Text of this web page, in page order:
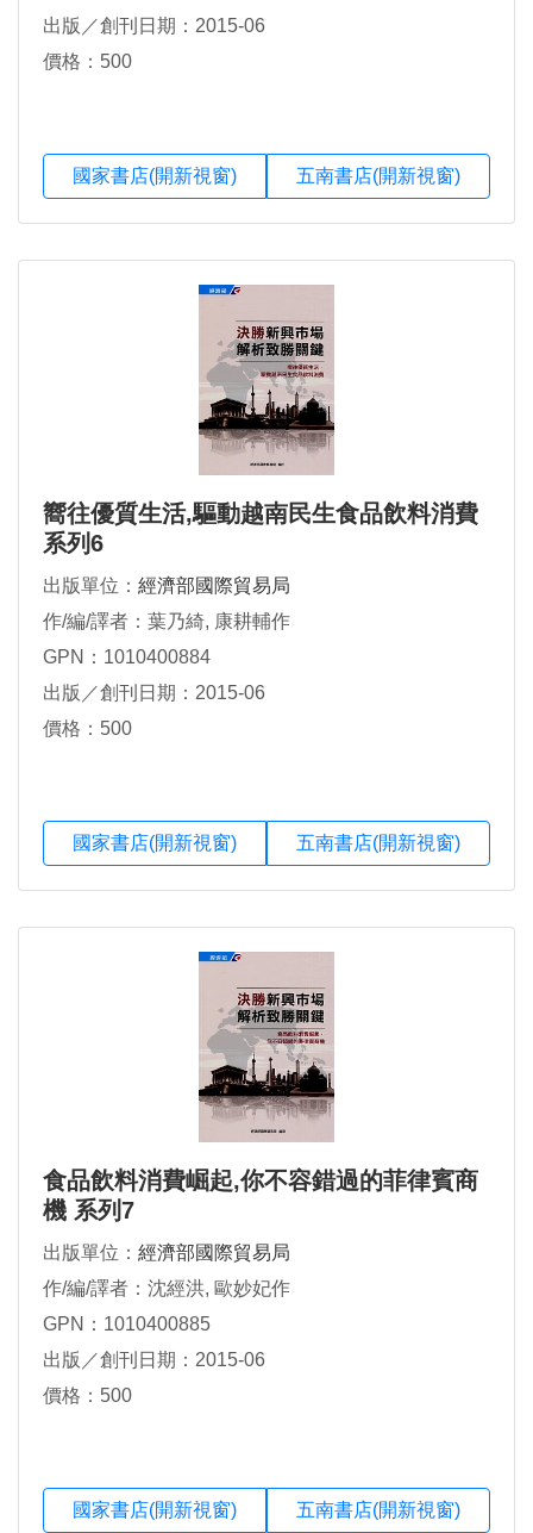
出版／創刊日期：2015-06
價格：500
國家書店(開新視窗) 五南書店(開新視窗)
嚮往優質生活,驅動越南民生食品飲料消費
系列6
出版單位： 經濟部國際貿易局
作/編/譯者：葉乃綺, 康耕輔作
GPN：1010400884
出版／創刊日期：2015-06
價格：500
國家書店(開新視窗) 五南書店(開新視窗)
食品飲料消費崛起,你不容錯過的菲律賓商
機 系列7
出版單位： 經濟部國際貿易局
作/編/譯者：沈經洪, 歐妙妃作
GPN：1010400885
出版／創刊日期：2015-06
價格：500
國家書店(開新視窗) 五南書店(開新視窗)